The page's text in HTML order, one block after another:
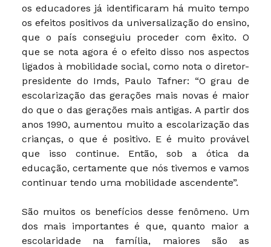
os educadores já identificaram há muito tempo
os efeitos positivos da universalização do ensino,
que o país conseguiu proceder com êxito. O
que se nota agora é o efeito disso nos aspectos
ligados à mobilidade social, como nota o diretor-
presidente do Imds, Paulo Tafner: “O grau de
escolarização das gerações mais novas é maior
do que o das gerações mais antigas. A partir dos
anos 1990, aumentou muito a escolarização das
crianças, o que é positivo. E é muito provável
que isso continue. Então, sob a ótica da
educação, certamente que nós tivemos e vamos
continuar tendo uma mobilidade ascendente”.
São muitos os benefícios desse fenômeno. Um
dos mais importantes é que, quanto maior a
escolaridade na família, maiores são as